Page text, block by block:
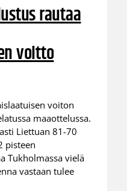
rautaa
voitto
voiton
maaottelussa.
Liettuan 81-70
pisteen
Tukholmassa vielä
vastaan tulee